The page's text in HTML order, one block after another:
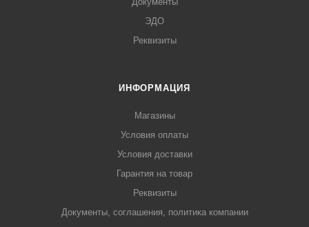
ЭДО
Реквизиты
ИНФОРМАЦИЯ
Магазины
Условия оплаты
Условия доставки
Гарантия на товар
Реквизиты
Документы, соглашения, политика компании